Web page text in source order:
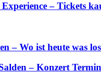
– Tickets
– Wo ist heute was
– Konzert